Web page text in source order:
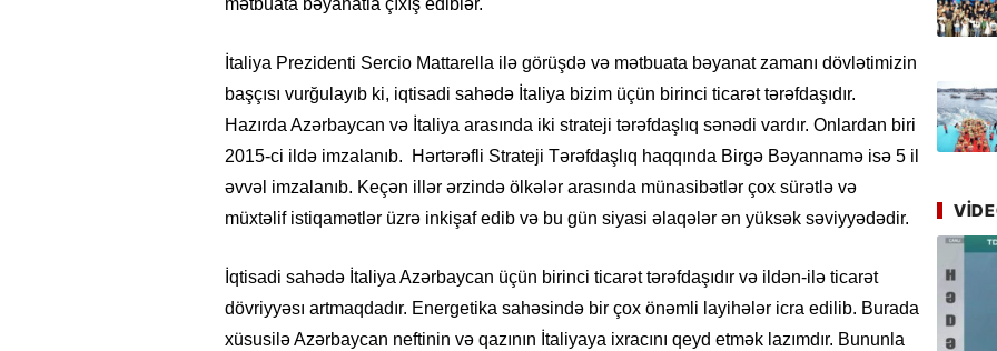
mətbuata bəyanatla çıxış ediblər.
İtaliya Prezidenti Sercio Mattarella ilə görüşdə və mətbuata bəyanat zamanı dövlətimizin
başçısı vurğulayıb ki, iqtisadi sahədə İtaliya bizim üçün birinci ticarət tərəfdaşıdır.
Hazırda Azərbaycan və İtaliya arasında iki strateji tərəfdaşlıq sənədi vardır. Onlardan biri
2015-ci ildə imzalanıb. Hərtərəfli Strateji Tərəfdaşlıq haqqında Birgə Bəyannamə isə 5 il
əvvəl imzalanıb. Keçən illər ərzində ölkələr arasında münasibətlər çox sürətlə və
müxtəlif istiqamətlər üzrə inkişaf edib və bu gün siyasi əlaqələr ən yüksək səviyyədədir.
İqtisadi sahədə İtaliya Azərbaycan üçün birinci ticarət tərəfdaşıdır və ildən-ilə ticarət
dövriyyəsı artmaqdadır. Energetika sahəsində bir çox önəmli layihələr icra edilib. Burada
xüsusilə Azərbaycan neftinin və qazının İtaliyaya ixracını qeyd etmək lazımdır. Bununla
yer